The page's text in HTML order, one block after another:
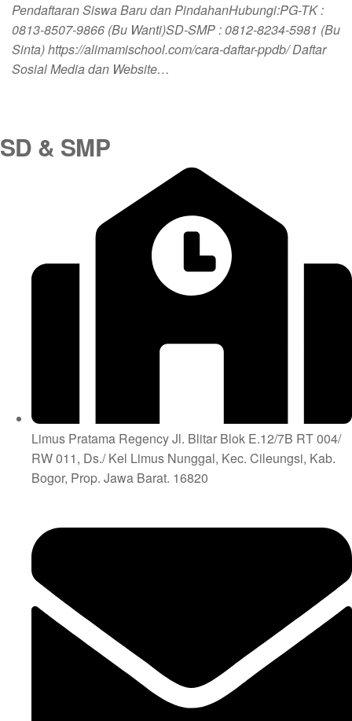
Pendaftaran Siswa Baru dan PindahanHubungi:PG-TK :
0813-8507-9866 (Bu Wanti)SD-SMP : 0812-8234-5981 (Bu
Sinta) https://alimamischool.com/cara-daftar-ppdb/ Daftar
Sosial Media dan Website…
SD & SMP
Limus Pratama Regency Jl. Blitar Blok E.12/7B RT 004/
RW 011, Ds./ Kel Limus Nunggal, Kec. Cileungsi, Kab.
Bogor, Prop. Jawa Barat. 16820